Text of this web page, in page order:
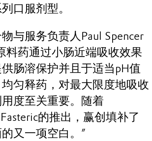
口服剂型。
与服务负责人Paul Spencer
料药通过小肠近端吸收效果
肠溶保护并且于适当pH值
匀释药，对最大限度地吸收
度至关重要。随着
的推出，赢创填补了
又一项空白。”